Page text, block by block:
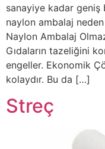
sanayiye kadar geniş
naylon ambalaj
Naylon Ambalaj
Gıdaların tazeliğini
engeller. Ekonomik
kolaydır. Bu da […]
Streç